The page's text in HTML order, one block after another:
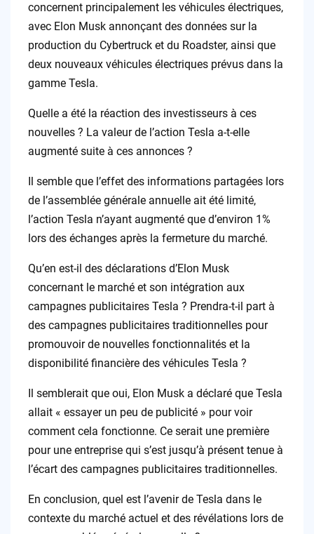
concernent principalement les véhicules électriques,
avec Elon Musk annonçant des données sur la
production du Cybertruck et du Roadster, ainsi que
deux nouveaux véhicules électriques prévus dans la
gamme Tesla.
Quelle a été la réaction des investisseurs à ces
nouvelles ? La valeur de l’action Tesla a-t-elle
augmenté suite à ces annonces ?
Il semble que l’effet des informations partagées lors
de l’assemblée générale annuelle ait été limité,
l’action Tesla n’ayant augmenté que d’environ 1%
lors des échanges après la fermeture du marché.
Qu’en est-il des déclarations d’Elon Musk
concernant le marché et son intégration aux
campagnes publicitaires Tesla ? Prendra-t-il part à
des campagnes publicitaires traditionnelles pour
promouvoir de nouvelles fonctionnalités et la
disponibilité financière des véhicules Tesla ?
Il semblerait que oui, Elon Musk a déclaré que Tesla
allait « essayer un peu de publicité » pour voir
comment cela fonctionne. Ce serait une première
pour une entreprise qui s’est jusqu’à présent tenue à
l’écart des campagnes publicitaires traditionnelles.
En conclusion, quel est l’avenir de Tesla dans le
contexte du marché actuel et des révélations lors de